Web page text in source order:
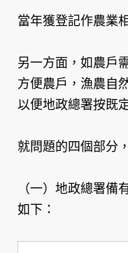
當年獲登記作農業
另一方面，如農戶
方便農戶，漁農自
以便地政總署按既
就問題的四個部分
（一）地政總署
如下：